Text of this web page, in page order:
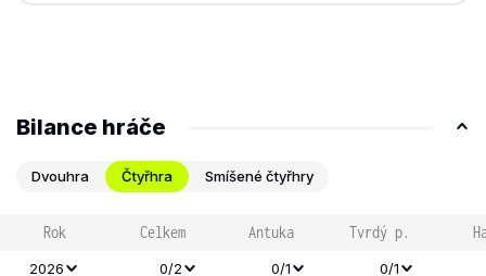
Bilance hráče
Dvouhra Čtyřhra Smíšené čtyřhry
Rok Celkem Antuka Tvrdý p.
2026 0/2 0/1
0/1